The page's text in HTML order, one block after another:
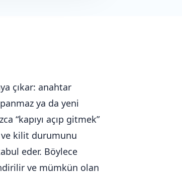
çıkar: anahtar
ya da yeni
“kapıyı açıp gitmek”
kilit durumunu
eder. Böylece
ve mümkün olan